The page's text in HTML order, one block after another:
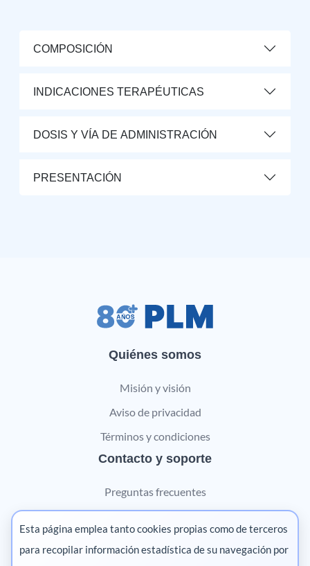
COMPOSICIÓN
INDICACIONES TERAPÉUTICAS
DOSIS Y VÍA DE ADMINISTRACIÓN
PRESENTACIÓN
Quiénes somos
Misión y visión
Aviso de privacidad
Términos y condiciones
Contacto y soporte
Preguntas frecuentes
Contáctanos
Marketing digital
Esta página emplea tanto cookies propias como de terceros
para recopilar información estadística de su navegación por